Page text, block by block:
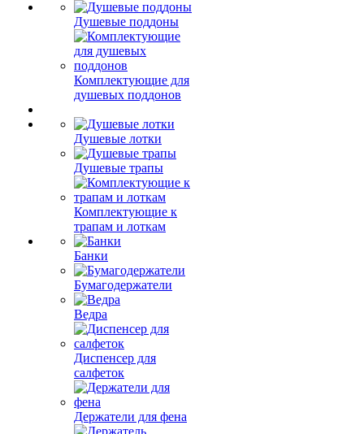
Душевые поддоны
Комплектующие для
душевых поддонов
Душевые лотки
Душевые трапы
Комплектующие к
трапам и лоткам
Банки
Бумагодержатели
Ведра
Диспенсер для
салфеток
Держатели для фена